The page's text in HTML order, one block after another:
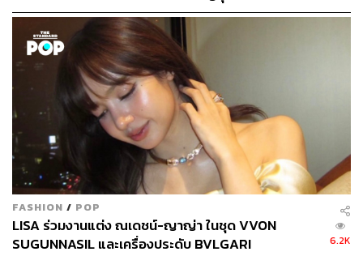
สู่การเมืองอังกฤษ
FASHION / POP
LISA ร่วมงานแต่ง ณเดชน์-ญาญ่า ในชุด VVON
SUGUNNASIL และเครื่องประดับ BVLGARI
6.2K